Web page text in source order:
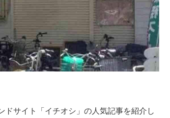
サイト「イチオシ」の人気記事を紹介し